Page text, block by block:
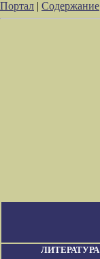
Портал | Содержание
ЛИТЕРАТУРА